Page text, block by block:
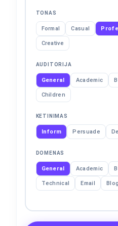
TONAS
Formal Casual
Creative
AUDITORIJA
General Academic
Children
KETINIMAS
Inform Persuade
DOMENAS
General Academic
Technical Email Blog